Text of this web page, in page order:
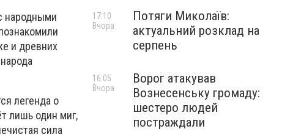
народными
и древних
легенда о
лишь один миг,
сила
Потяги Миколаїв:
актуальний розклад на
серпень
17:10
Вчора
Ворог атакував
Вознесенську громаду:
шестеро людей
постраждали
16:05
Вчора